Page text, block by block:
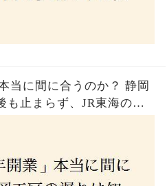
当に間に合うのか？ 静岡
も止まらず、JR東海のず